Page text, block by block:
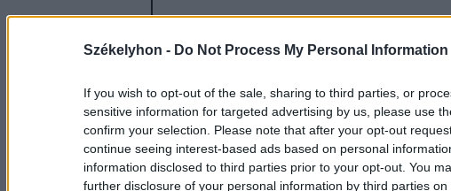
Székelyhon - Do Not Process My Personal Information
If you wish to opt-out of the sale, sharing to third parties, or
sensitive information for targeted advertising by us, please use
confirm your selection. Please note that after your opt-out
continue seeing interest-based ads based on personal
information disclosed to third parties prior to your opt-out. You
further disclosure of your personal information by third parties on
E-mail-cím
Jelszó
Elfelejtette a jelszavát?